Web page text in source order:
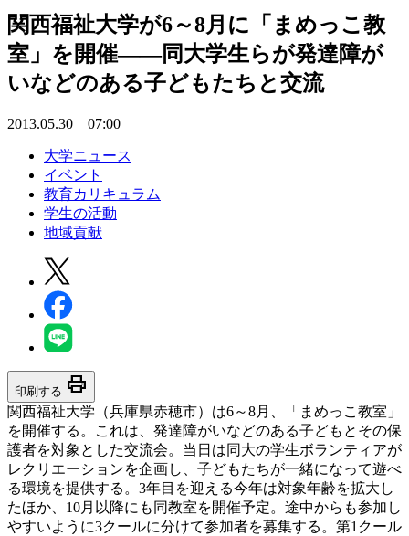
関西福祉大学が6～8月に「まめっこ教
室」を開催――同大学生らが発達障が
いなどのある子どもたちと交流
2013.05.30 07:00
大学ニュース
イベント
教育カリキュラム
学生の活動
地域貢献
印刷する print
関西福祉大学（兵庫県赤穂市）は6～8月、「まめっこ教室」
を開催する。これは、発達障がいなどのある子どもとその保
護者を対象とした交流会。当日は同大の学生ボランティアが
レクリエーションを企画し、子どもたちが一緒になって遊べ
る環境を提供する。3年目を迎える今年は対象年齢を拡大し
たほか、10月以降にも同教室を開催予定。途中からも参加し
やすいように3クールに分けて参加者を募集する。第1クール